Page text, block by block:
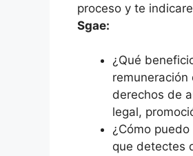
proceso y te
Sgae:
¿Qué
derechos de
legal,
¿Cómo
que detectes